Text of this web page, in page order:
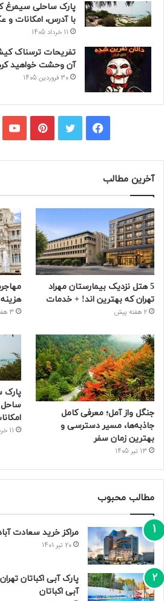
پارک ساحلی سیمرغ
با آدرس، امکانات
11 خرداد 1405
تفریحات ترسناک
آن وحشت خواهید
30 فروردین 1405
فیسبوکتوییترپینتریست
آخرین مطالب
5 هتل نزدیک بیمارستان مهراد
تهران که بهترین‌ اند! + خدمات
2 هفته پیش 3 هفته پیش
جنگل واز آمل؛ معرفی کامل
جاذبه‌ها، مسیر دسترسی و
بهترین زمان سفر
13 تیر 1405
ساحل
11 خرداد 1405
مطالب محبوب
مراکز خرید سعادت‌
20 تیر 1401
پارک آبی اکباتان
آبی اکباتان